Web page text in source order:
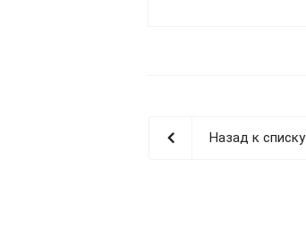
Назад к списку